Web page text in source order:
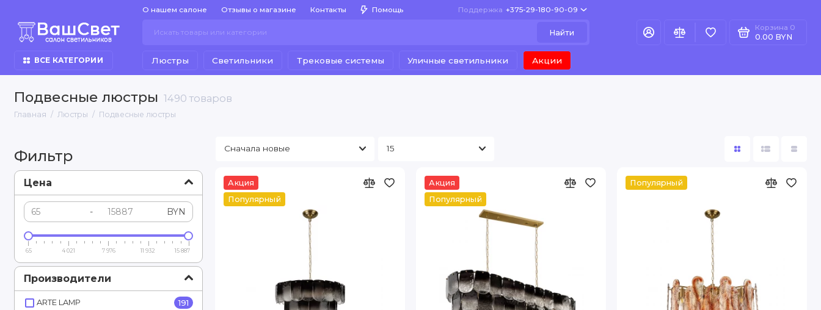
О нашем салоне Отзывы о магазине Контакты Помощь Поддержка +375-29-180-90-09
Найти
Корзина 0
0.00 BYN
ВСЕ КАТЕГОРИИ Люстры Светильники Трековые системы Уличные светильники Акции
Подвесные люстры 1490 товаров
Главная Люстры Подвесные люстры
Фильтр
Цена
- BYN
65 4 021 7 976 11 932 15 887
Производители
ARTE LAMP 191
Акция
Популярный
Акция
Популярный
Популярный